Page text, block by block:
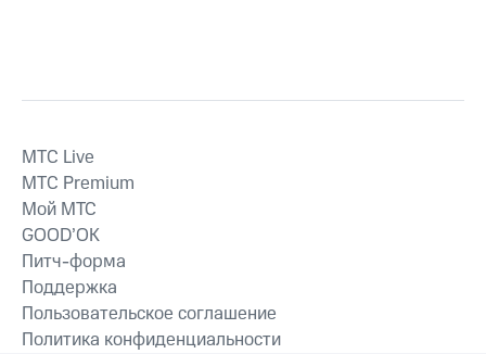
MTС Live
MTС Premium
Мой МТС
GOOD’OK
Питч-форма
Поддержка
Пользовательское соглашение
Политика конфиденциальности